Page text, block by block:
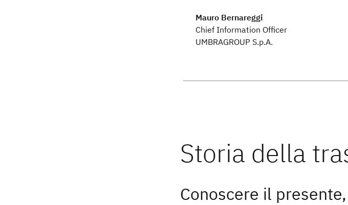
Mauro Bernareggi
Chief Information Officer
UMBRAGROUP S.p.A.
Conoscere il